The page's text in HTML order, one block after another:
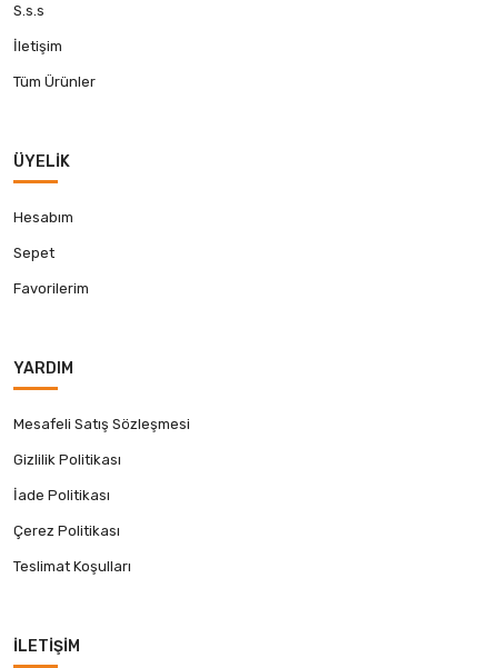
S.s.s
İletişim
Tüm Ürünler
ÜYELIK
Hesabım
Sepet
Favorilerim
YARDIM
Mesafeli Satış Sözleşmesi
Gizlilik Politikası
İade Politikası
Çerez Politikası
Teslimat Koşulları
İLETIŞIM